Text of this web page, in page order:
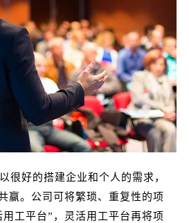
很好的搭建企业和个人的需求，
赢。公司可将繁琐、重复性的项
用工平台”，灵活用工平台再将项